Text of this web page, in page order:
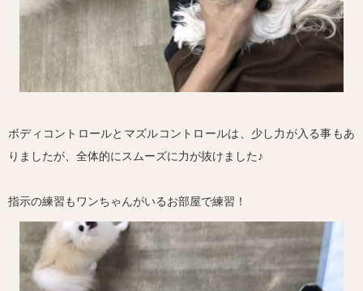
ボディコントロールとマズルコントロールは、少し力が入る事もあ
りましたが、全体的にスムーズに力が抜けました♪
指示の練習もワンちゃんがいるお部屋で練習！